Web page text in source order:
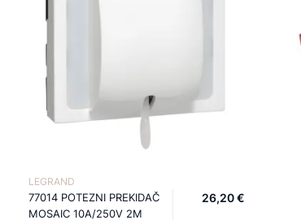
LEGRAND
77014 POTEZNI PREKIDAČ
MOSAIC 10A/250V 2M
26,20 €